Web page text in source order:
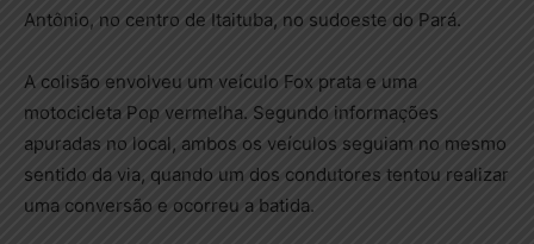
Antônio, no centro de Itaituba, no sudoeste do Pará.
A colisão envolveu um veículo Fox prata e uma
motocicleta Pop vermelha. Segundo informações
apuradas no local, ambos os veículos seguiam no mesmo
sentido da via, quando um dos condutores tentou realizar
uma conversão e ocorreu a batida.